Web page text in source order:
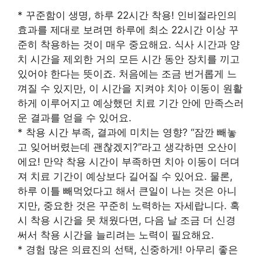
* 꾸준함이 생명, 하루 22시간 착용! 인비절라인의
효과를 제대로 보려면 하루에 최소 22시간 이상 꾸
준히 착용하는 것이 매우 중요해요. 식사 시간과 양
치 시간을 제외한 거의 모든 시간 동안 장치를 끼고
있어야 한다는 뜻이죠. 처음에는 조금 번거롭게 느
껴질 수 있지만, 이 시간을 지켜야 치아 이동이 원활
하게 이루어지고 예상했던 치료 기간 안에 만족스러
운 결과를 얻을 수 있어요.
* 착용 시간 부족, 결과에 미치는 영향? “잠깐 빼놓
고 잊어버렸는데 괜찮겠지?”라고 생각하면 오산이
에요! 만약 착용 시간이 부족하면 치아 이동이 더뎌
져 치료 기간이 예상보다 길어질 수 있어요. 물론,
하루 이틀 빼먹었다고 해서 큰일이 나는 것은 아니
지만, 중요한 것은 꾸준히 노력하는 자세랍니다. 혹
시 착용 시간을 못 채웠다면, 다음 날 조금 더 신경
써서 착용 시간을 늘리려는 노력이 필요해요.
* 경험 많은 의료진의 선택, 신중하게! 아무리 좋은